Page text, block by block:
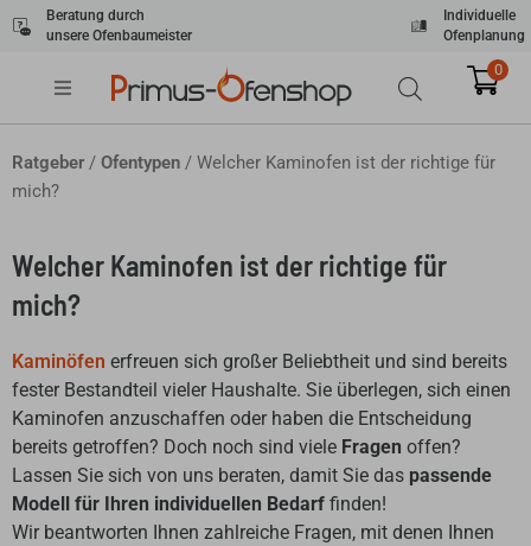
Zum
Inhalt
Beratung durch
unsere Ofenbaumeister
Individuelle
Ofenplanung
0
Ratgeber / Ofentypen / Welcher Kaminofen ist der richtige für
mich?
Welcher Kaminofen ist der richtige für
mich?
Kaminöfen erfreuen sich großer Beliebtheit und sind bereits
fester Bestandteil vieler Haushalte. Sie überlegen, sich einen
Kaminofen anzuschaffen oder haben die Entscheidung
bereits getroffen? Doch noch sind viele Fragen offen?
Lassen Sie sich von uns beraten, damit Sie das passende
Modell für Ihren individuellen Bedarf finden!
Wir beantworten Ihnen zahlreiche Fragen, mit denen Ihnen